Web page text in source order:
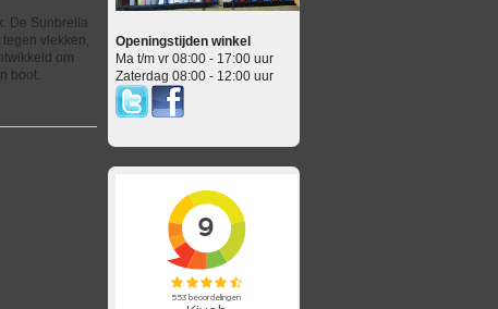
De Sunbrella
vlekken,
om
boot.
Openingstijden winkel
Ma t/m vr 08:00 - 17:00 uur
Zaterdag 08:00 - 12:00 uur